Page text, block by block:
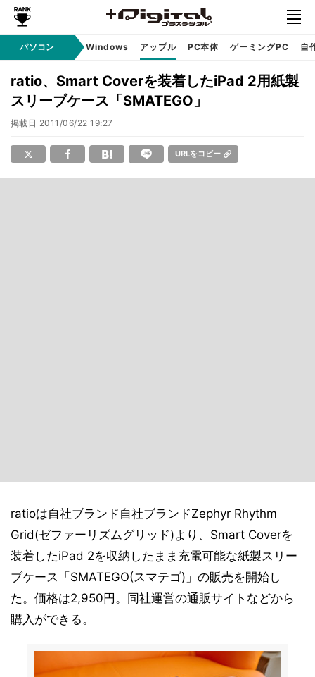
パソコン Windows アップル PC本体 ゲーミングPC 自
ratio、Smart Coverを装着したiPad 2用紙製
スリーブケース「SMATEGO」
掲載日 2011/06/22 19:27
URLをコピー
ratioは自社ブランド自社ブランドZephyr Rhythm
Grid(ゼファーリズムグリッド)より、Smart Coverを
装着したiPad 2を収納したまま充電可能な紙製スリー
ブケース「SMATEGO(スマテゴ)」の販売を開始し
た。価格は2,950円。同社運営の通販サイトなどから
購入ができる。